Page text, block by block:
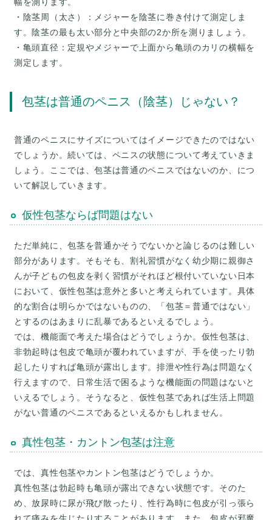
幅を測ります。
・陰茎周（太さ）：メジャーを陰茎に巻き付けて測定しま
す。陰茎の最も太い部分と中央部の2か所を測りましょう。
・亀頭直径：定規やメジャーで上面から亀頭のカリの横幅を
包茎は普通のペニス（陰茎）じゃない？
普通のペニスにサイズについてはイメージできたのではない
でしょうか。続いては、ペニスの状態について考えていきま
しょう。ここでは、包茎は普通のペニスではないのか、につ
いて解説していきます。
仮性包茎ならば問題はない
ただ単純に、包茎を普通かそうでないかと論じるのは難しい
部分があります。そもそも、割礼習慣がなく幼少期に親御さ
んが子どもの包皮を剥く習慣がそれほど根付いていない日本
において、仮性包茎は意外と多いと考えられています。具体
的な割合は明らかではないものの、「包茎＝普通ではない」
とするのはあまりに乱暴であるといえるでしょう。
では、機能面で考えた場合はどうでしょうか。仮性包茎は、
非勃起時は包皮で亀頭が覆われていますが、手を使ったり勃
起したりすれば亀頭が露出します。排泄や性行為は問題なく
行えますので、日常生活で困るような機能面の問題はないと
いえるでしょう。そうなると、仮性包茎であれば生活上問題
真性包茎・カントン包茎は注意
では、真性包茎やカントン包茎はどうでしょうか。
真性包茎は勃起時も亀頭が露出できない状態です。そのた
め、放尿時に尿が飛び散ったり、性行為時に包皮が引っ張ら